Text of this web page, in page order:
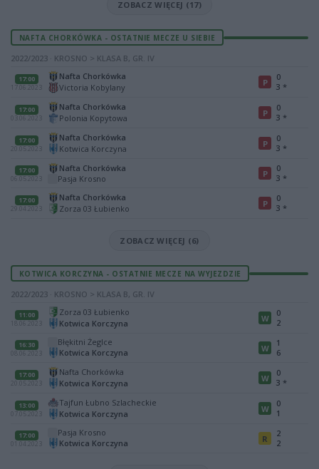
ZOBACZ WIĘCEJ (17)
NAFTA CHORKÓWKA - OSTATNIE MECZE U SIEBIE
2022/2023 · KROSNO > KLASA B, GR. IV
17:00
17.06.2023
Nafta Chorkówka
Victoria Kobylany
P
0
3 *
17:00
03.06.2023
Nafta Chorkówka
Polonia Kopytowa
P
0
3 *
17:00
20.05.2023
Nafta Chorkówka
Kotwica Korczyna
P
0
3 *
17:00
06.05.2023
Nafta Chorkówka
Pasja Krosno
P
0
3 *
17:00
29.04.2023
Nafta Chorkówka
Zorza 03 Łubienko
P
0
3 *
ZOBACZ WIĘCEJ (6)
KOTWICA KORCZYNA - OSTATNIE MECZE NA WYJEZDZIE
2022/2023 · KROSNO > KLASA B, GR. IV
11:00
18.06.2023
Zorza 03 Łubienko
Kotwica Korczyna
W
0
2
16:30
08.06.2023
Błękitni Żeglce
Kotwica Korczyna
W
1
6
17:00
20.05.2023
Nafta Chorkówka
Kotwica Korczyna
W
0
3 *
13:00
07.05.2023
Tajfun Łubno Szlacheckie
Kotwica Korczyna
W
0
1
17:00
01.04.2023
Pasja Krosno
Kotwica Korczyna
R
2
2